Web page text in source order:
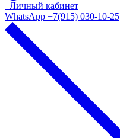
Личный кабинет
WhatsApp +7(915) 030-10-25